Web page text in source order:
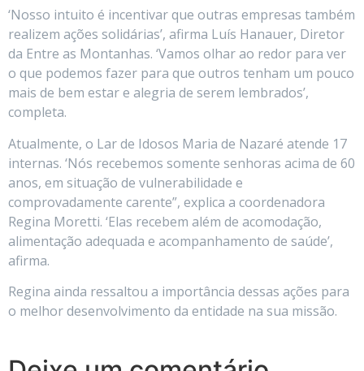
‘Nosso intuito é incentivar que outras empresas também
realizem ações solidárias’, afirma Luís Hanauer, Diretor
da Entre as Montanhas. ‘Vamos olhar ao redor para ver
o que podemos fazer para que outros tenham um pouco
mais de bem estar e alegria de serem lembrados’,
completa.
Atualmente, o Lar de Idosos Maria de Nazaré atende 17
internas. ‘Nós recebemos somente senhoras acima de 60
anos, em situação de vulnerabilidade e
comprovadamente carente”, explica a coordenadora
Regina Moretti. ‘Elas recebem além de acomodação,
alimentação adequada e acompanhamento de saúde’,
afirma.
Regina ainda ressaltou a importância dessas ações para
o melhor desenvolvimento da entidade na sua missão.